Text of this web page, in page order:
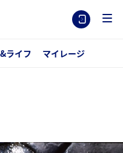
ライフ マイレージ